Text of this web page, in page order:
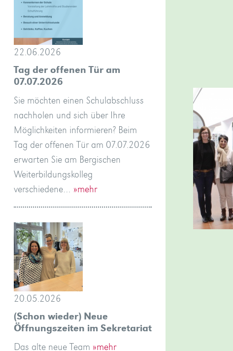
22.06.2026
Tag der offenen Tür am
07.07.2026
Sie möchten einen Schulabschluss
nachholen und sich über Ihre
Möglichkeiten informieren? Beim
Tag der offenen Tür am 07.07.2026
erwarten Sie am Bergischen
Weiterbildungskolleg
verschiedene… »mehr
20.05.2026
(Schon wieder) Neue
Öffnungszeiten im Sekretariat
Das alte neue Team »mehr